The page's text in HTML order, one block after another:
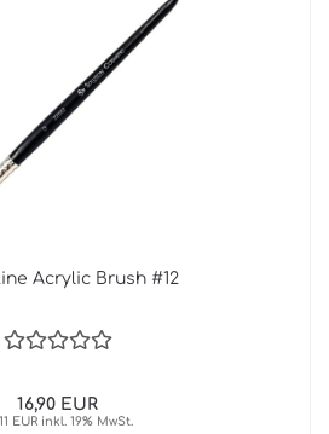
Acrylic Brush #12
16,90 EUR
EUR inkl. 19% MwSt.